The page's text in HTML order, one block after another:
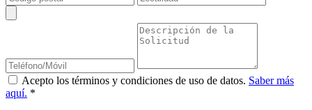
Acepto los términos y condiciones de uso de datos. Saber más
aquí. *